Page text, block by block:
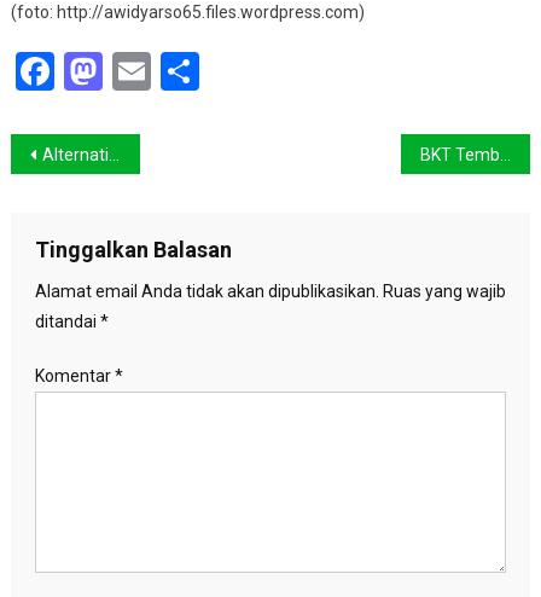
(foto: http://awidyarso65.files.wordpress.com)
Facebook
Mastodon
EmailShare
Navigasi
Alternatif Penanganan Banjir Jakarta
Tinggalkan Balasan
Alamat email Anda tidak akan dipublikasikan. Ruas yang wajib
ditandai *
Komentar*